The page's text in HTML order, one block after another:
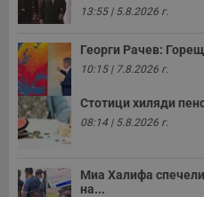
13:55 | 5.8.2026 г.
Георги Рачев:
10:15 | 7.8.2026 г.
Стотици хиляди
08:14 | 5.8.2026 г.
Миа Халифа
на...